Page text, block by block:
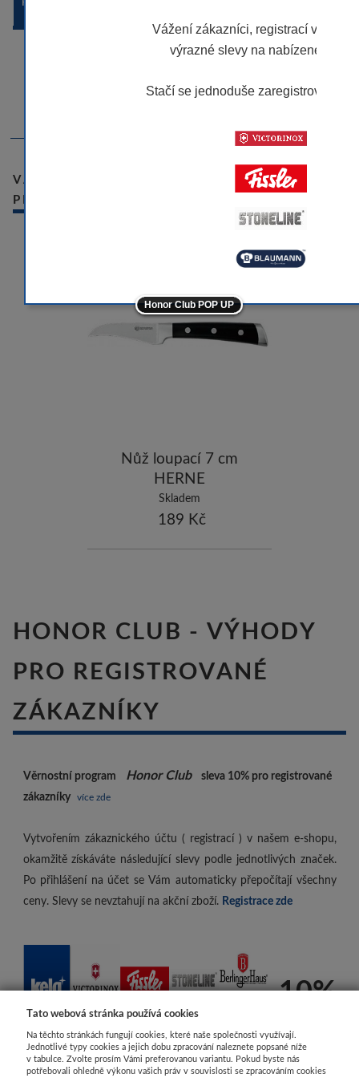
VÁMI NAPOSLEDY PROHLÍŽENÉ
PRODUKTY
Nůž loupací 7 cm
HERNE
Skladem
189 Kč
HONOR CLUB - VÝHODY
PRO REGISTROVANÉ
ZÁKAZNÍKY
Věrnostní program Honor Club sleva 10% pro registrované
zákazníky více zde
Vytvořením zákaznického účtu ( registrací ) v našem e-shopu,
okamžitě získáváte následující slevy podle jednotlivých značek.
Po přihlášení na účet se Vám automaticky přepočítají všechny
ceny. Slevy se nevztahují na akční zboží. Registrace zde
-10%
Tato webová stránka používá cookies
Na těchto stránkách fungují cookies, které naše společnosti využívají.
Jednotlivé typy cookies a jejich dobu zpracování naleznete popsané níže
v tabulce. Zvolte prosím Vámi preferovanou variantu. Pokud byste nás
potřebovali ohledně výkonu vašich práv v souvislosti se zpracováním cookies
Vážení zákazníci, registrací v
výrazné slevy na nabízené
Stačí se jednoduše zaregistrovat.
-5%
Honor Club POP UP